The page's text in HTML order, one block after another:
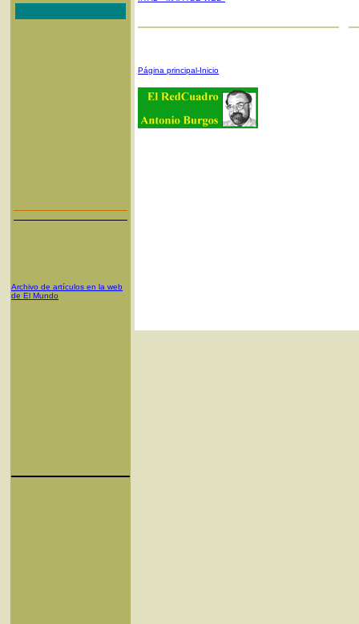
Archivo de artículos en la web
de El Mundo
Página principal-Inicio